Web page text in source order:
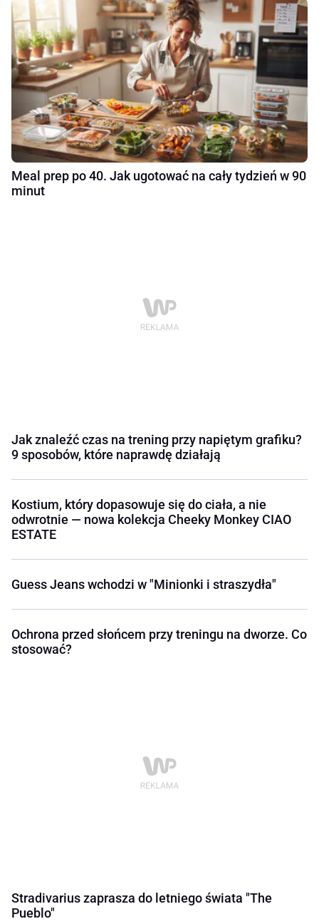
Meal prep po 40. Jak ugotować na cały tydzień w 90
minut
Jak znaleźć czas na trening przy napiętym grafiku?
9 sposobów, które naprawdę działają
Kostium, który dopasowuje się do ciała, a nie
odwrotnie — nowa kolekcja Cheeky Monkey CIAO
ESTATE
Guess Jeans wchodzi w "Minionki i straszydła"
Ochrona przed słońcem przy treningu na dworze. Co
stosować?
Stradivarius zaprasza do letniego świata "The
Pueblo"